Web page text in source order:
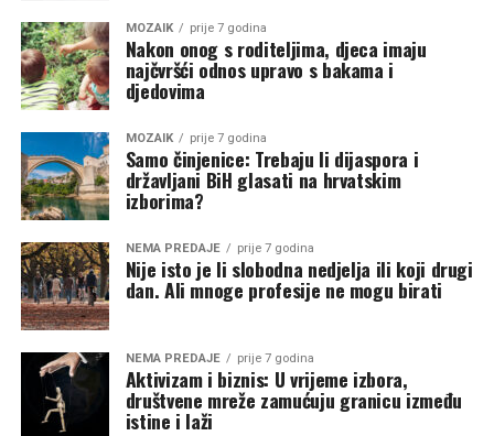
MOZAIK prije 7 godina
Nakon onog s roditeljima, djeca imaju
najčvršći odnos upravo s bakama i
djedovima
MOZAIK prije 7 godina
Samo činjenice: Trebaju li dijaspora i
državljani BiH glasati na hrvatskim
izborima?
NEMA PREDAJE prije 7 godina
Nije isto je li slobodna nedjelja ili koji drugi
dan. Ali mnoge profesije ne mogu birati
NEMA PREDAJE prije 7 godina
Aktivizam i biznis: U vrijeme izbora,
društvene mreže zamućuju granicu između
istine i laži